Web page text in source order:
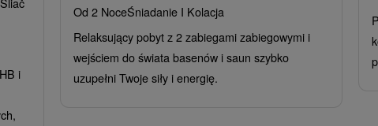
i
Od 2 NoceŚniadanie I Kolacja
Relaksujący pobyt z 2 zabiegami zabiegowymi i
wejściem do świata basenów i saun szybko
uzupełni Twoje siły i energię.